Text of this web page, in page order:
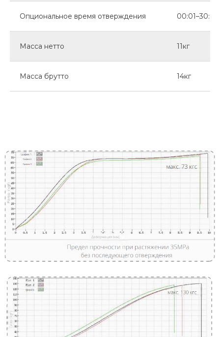
Опциональное время отверждения
Масса нетто 11кг
Масса брутто 14кг